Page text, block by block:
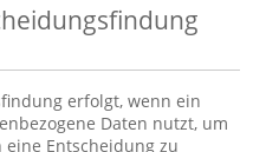
erfolgt, wenn ein
Daten nutzt, um
Entscheidung zu